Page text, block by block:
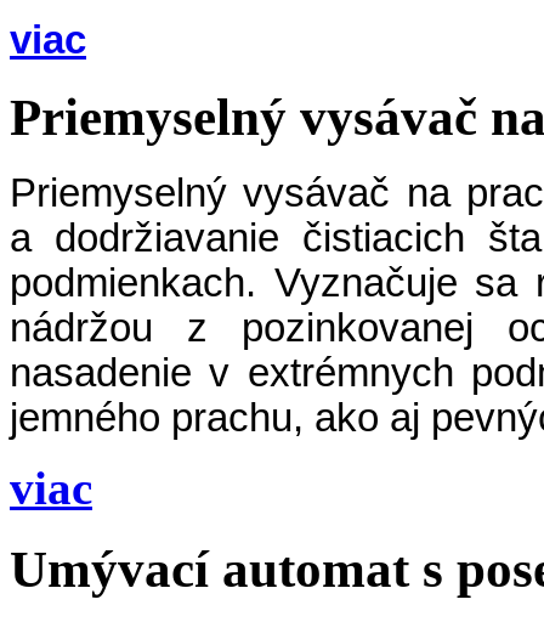
viac
Priemyselný vysávač
Priemyselný vysávač na
a dodržiavanie čistiacich
podmienkach. Vyznačuje sa
nádržou z pozinkovanej
nasadenie v extrémnych
jemného prachu, ako aj
viac
Umývací automat s